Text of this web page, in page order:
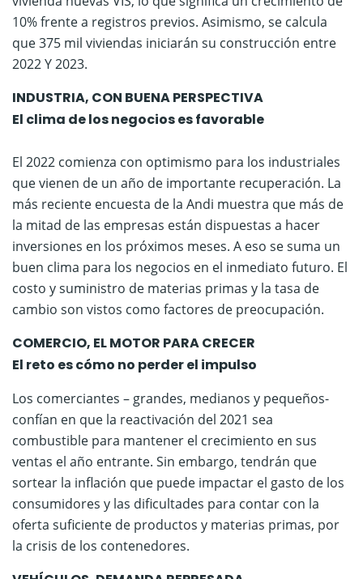
10% frente a registros previos. Asimismo, se calcula
que 375 mil viviendas iniciarán su construcción entre
2022 Y 2023.
INDUSTRIA, CON BUENA PERSPECTIVA
​El clima de los negocios es favorable
El 2022 comienza con optimismo para los industriales
que vienen de un año de importante recuperación. La
más reciente encuesta de la Andi muestra que más de
la mitad de las empresas están dispuestas a hacer
inversiones en los próximos meses. A eso se suma un
buen clima para los negocios en el inmediato futuro. El
costo y suministro de materias primas y la tasa de
cambio son vistos como factores de preocupación.
COMERCIO, EL MOTOR PARA CRECER
​El reto es cómo no perder el impulso
Los comerciantes – grandes, medianos y pequeños-
confían en que la reactivación del 2021 sea
combustible para mantener el crecimiento en sus
ventas el año entrante. Sin embargo, tendrán que
sortear la inflación que puede impactar el gasto de los
consumidores y las dificultades para contar con la
oferta suficiente de productos y materias primas, por
la crisis de los contenedores.